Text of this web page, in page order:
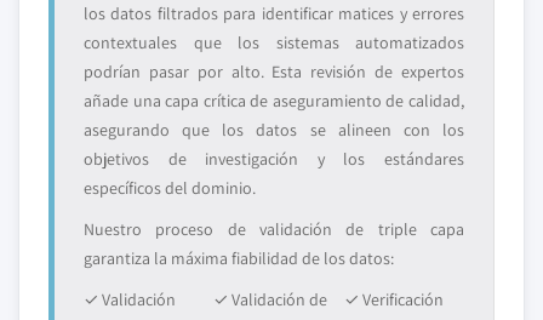
los datos filtrados para identificar matices y errores
contextuales que los sistemas automatizados
podrían pasar por alto. Esta revisión de expertos
añade una capa crítica de aseguramiento de calidad,
asegurando que los datos se alineen con los
objetivos de investigación y los estándares
específicos del dominio.
Nuestro proceso de validación de triple capa
garantiza la máxima fiabilidad de los datos:
✓ Validación
✓ Validación de
✓ Verificación